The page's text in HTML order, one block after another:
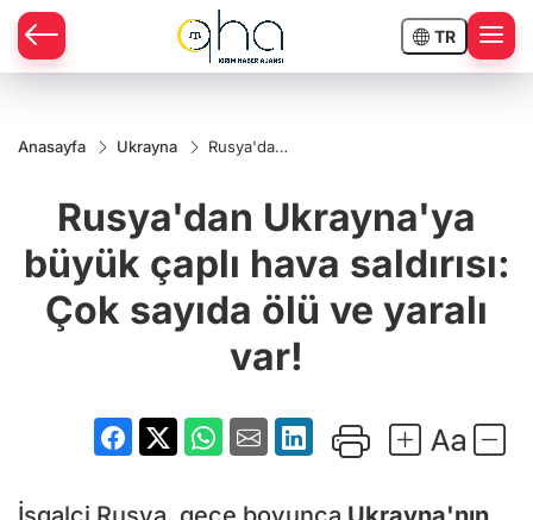
TR
Anasayfa Ukrayna
Rusya'dan
çaplı hava
saldırısı:
ölü ve
yaralı var!
Rusya'dan Ukrayna'ya
büyük çaplı hava saldırısı:
Çok sayıda ölü ve yaralı
var!